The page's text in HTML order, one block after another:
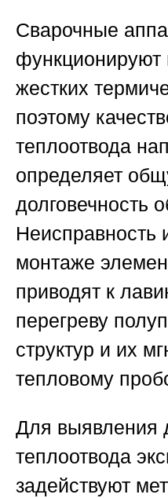
Сварочные
функционируют
жестких
поэтому
теплоотвода
определяет
долговечность
Неисправность
монтаже
приводят к
перегреву
структур и их
тепловому
Для выявления
теплоотвода
задействуют